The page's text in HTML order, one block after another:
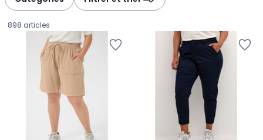
898 articles